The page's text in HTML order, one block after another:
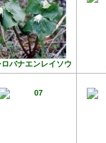
ロバナエンレイソウ